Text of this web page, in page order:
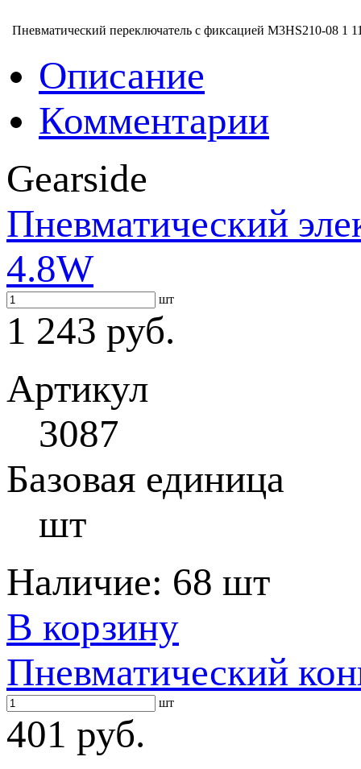
Пневматический переключатель с фиксацией M3HS210-08 1
Описание
Комментарии
Gearside
Пневматический
4.8W
шт
1 243 руб.
Артикул
3087
Базовая единица
шт
Наличие: 68 шт
В корзину
Пневматический
шт
401 руб.